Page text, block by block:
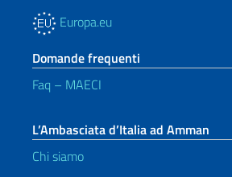
Europa.eu
Domande frequenti
Faq – MAECI
L’Ambasciata d’Italia ad Amman
Chi siamo